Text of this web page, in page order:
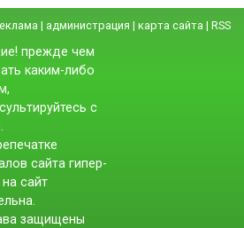
| администрация | карта сайта | RSS
прежде чем
каким-либо
с
сайта гипер-
сайт
защищены